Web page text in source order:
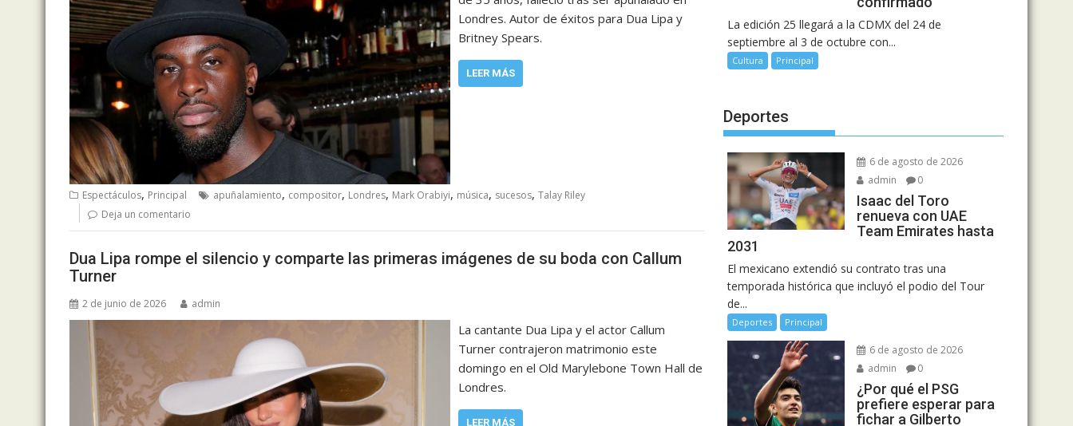
Londres. Autor de éxitos para Dua Lipa y
Britney Spears.
LEER MÁS
Espectáculos, Principal apuñalamiento, compositor, Londres, Mark Orabiyi, música, sucesos, Talay Riley
Deja un comentario
Dua Lipa rompe el silencio y comparte las primeras imágenes de su boda con Callum
Turner
2 de junio de 2026 admin
La cantante Dua Lipa y el actor Callum
Turner contrajeron matrimonio este
domingo en el Old Marylebone Town Hall de
Londres.
LEER MÁS
La edición 25 llegará a la CDMX del 24 de
septiembre al 3 de octubre con...
Cultura Principal
Deportes
6 de agosto de 2026
admin
0
Isaac del Toro
renueva con UAE
Team Emirates hasta
2031
El mexicano extendió su contrato tras una
temporada histórica que incluyó el podio del Tour
de...
Deportes Principal
6 de agosto de 2026
admin
0
¿Por qué el PSG
prefiere esperar para
fichar a Gilberto